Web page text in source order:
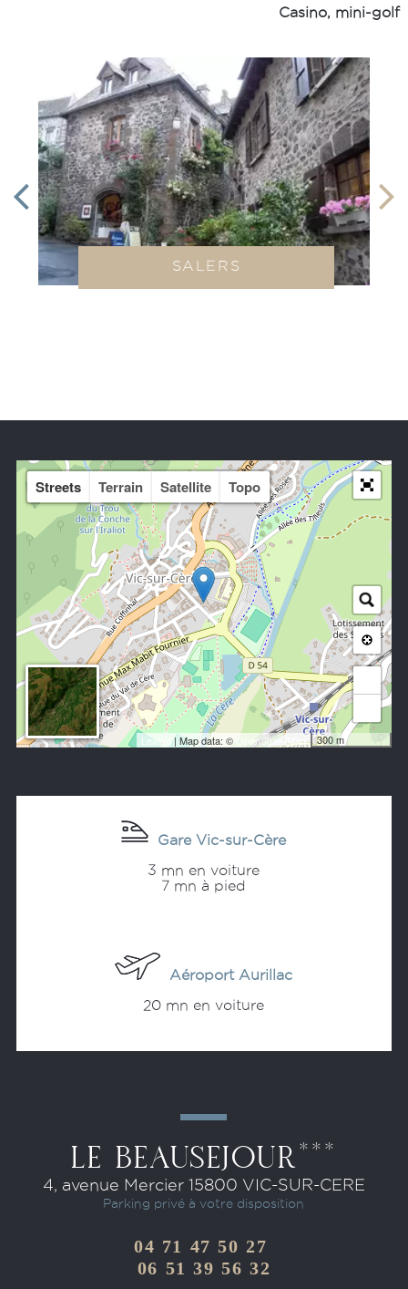
Casino, mini-golf
SALERS
Streets Terrain Satellite Topo
300 m
Leaflet| Map data: © OpenStreetMap
Gare Vic-sur-Cère
3 mn en voiture
7 mn à pied
Aéroport Aurillac
20 mn en voiture
LE BEAUSEJOUR***
4, avenue Mercier 15800 VIC-SUR-CERE
Parking privé à votre disposition
04 71 47 5027
06 51 39 56 32